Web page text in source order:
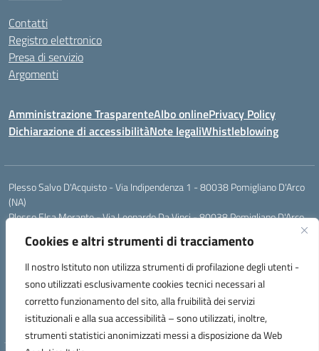
Cookies e altri strumenti di tracciamento
Il nostro Istituto non utilizza strumenti di profilazione degli utenti -
sono utilizzati esclusivamente cookies tecnici necessari al
corretto funzionamento del sito, alla fruibilità dei servizi
istituzionali e alla sua accessibilità – sono utilizzati, inoltre,
strumenti statistici anonimizzati messi a disposizione da Web
Contatti
Registro elettronico
Presa di servizio
Argomenti
Amministrazione TrasparenteAlbo onlinePrivacy Policy
Dichiarazione di accessibilitàNote legaliWhistleblowing
Plesso Salvo D'Acquisto - Via Indipendenza 1 - 80038 Pomigliano D'Arco
(NA)
Plesso Elsa Morante - Via Leonardo Da Vinci - 80038 Pomigliano D'Arco
Plesso Leone - Via Pascoli - 80038 Pomigliano D'Arco (NA)
Tel.:0813177304 - Mail: naic8g1003@istruzione.it - Pec:
Codice Univoco ufficio: UIECQ7
codice Meccanografico: NAIC8G1003
Codice Fiscale: 93076670632